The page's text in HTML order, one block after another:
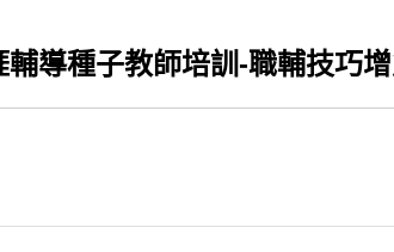
導種子教師培訓-職輔技巧